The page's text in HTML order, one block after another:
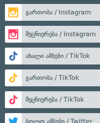
გართობა / Instagram
მეცნიერება / Instagram
ახალი ამბები / TikTok
გართობა / TikTok
მეცნიერება / TikTok
ბოლო ამბები / Twitter